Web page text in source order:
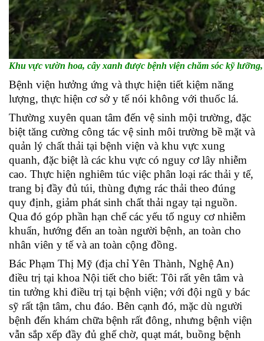
Khu vực vườn hoa, cây xanh được bệnh viện chăm sóc kỹ
Bệnh viện hưởng ứng và thực hiện tiết kiệm năng
lượng, thực hiện cơ sở y tế nói không với thuốc lá.
Thường xuyên quan tâm đến vệ sinh mội trường, đặc
biệt tăng cường công tác vệ sinh môi trường bề mặt và
quản lý chất thải tại bệnh viện và khu vực xung
quanh, đặc biệt là các khu vực có nguy cơ lây nhiễm
cao. Thực hiện nghiêm túc việc phân loại rác thải y tế,
trang bị đầy đủ túi, thùng đựng rác thải theo đúng
quy định, giảm phát sinh chất thải ngay tại nguồn.
Qua đó góp phần hạn chế các yếu tố nguy cơ nhiễm
khuẩn, hướng đến an toàn người bệnh, an toàn cho
nhân viên y tế và an toàn cộng đồng.
Bác Phạm Thị Mỹ (địa chỉ Yên Thành, Nghệ An)
điều trị tại khoa Nội tiết cho biết: Tôi rất yên tâm và
tin tưởng khi điều trị tại bệnh viện; với đội ngũ y bác
sỹ rất tận tâm, chu đáo. Bên cạnh đó, mặc dù người
bệnh đến khám chữa bệnh rất đông, nhưng bệnh viện
vẫn sắp xếp đầy đủ ghế chờ, quạt mát, buồng bệnh